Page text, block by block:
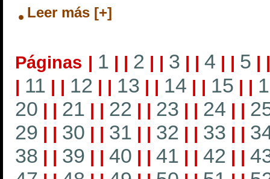
Leer más [+]
Páginas | 1 | | 2 | | 3 | | 4 | | 5 |
| 11 | | 12 | | 13 | | 14 | | 15 | |
20 | | 21 | | 22 | | 23 | | 24 | |
29 | | 30 | | 31 | | 32 | | 33 | |
38 | | 39 | | 40 | | 41 | | 42 | |